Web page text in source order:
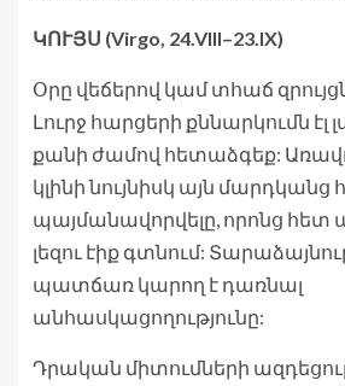
ԿՈՒՅՍ (Virgo, 24.VIII–23.IX)
Օրը վեճերով կամ տհաճ
Լուրջ հարցերի քննարկումն էլ
քանի ժամով հետաձգեք:
կլինի նույնիսկ այն մարդկանց
պայմանավորվելը, որոնց հետ
լեզու էիք գտնում:
պատճառ կարող է դառնալ
անհասկացողությունը:
Դրական միտումների